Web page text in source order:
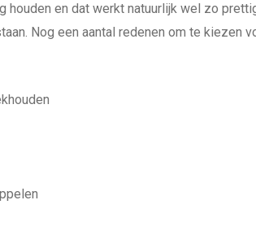
houden en dat werkt natuurlijk wel zo
Nog een aantal redenen om te kiezen